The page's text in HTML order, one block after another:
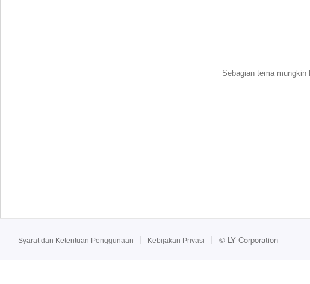
Sebagian tema
Syarat dan Ketentuan Penggunaan Kebijakan Privasi © LY Corporation